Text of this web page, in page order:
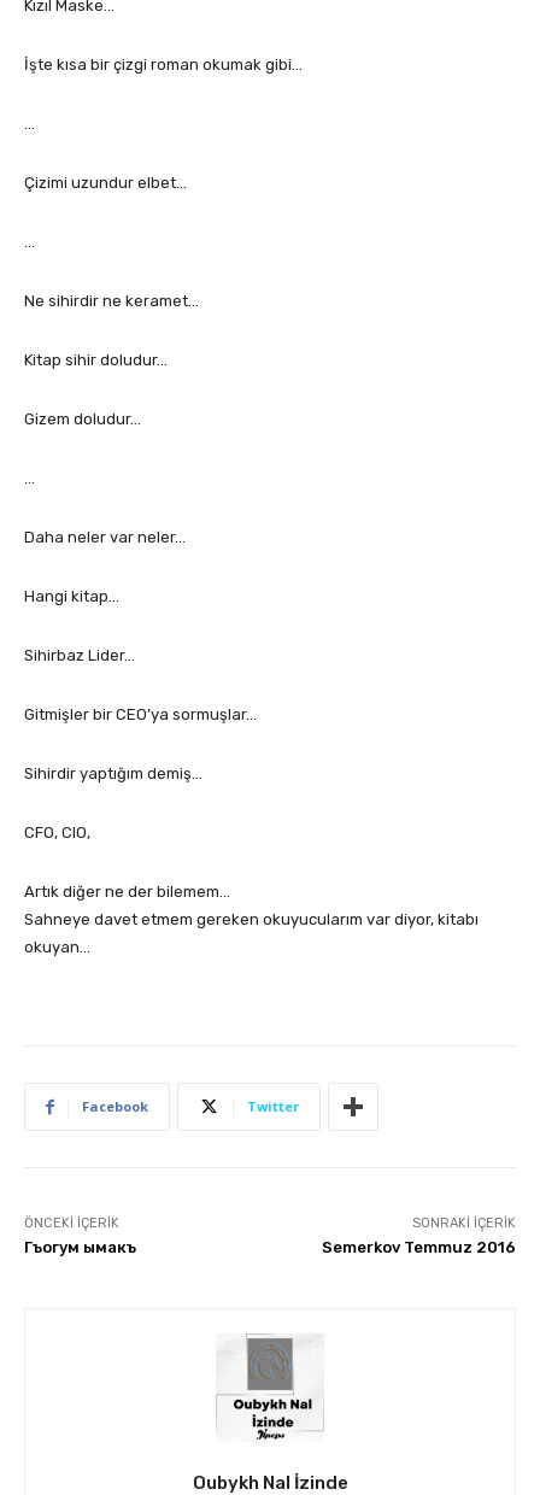
Kızıl Maske…
İşte kısa bir çizgi roman okumak gibi…
Çizimi uzundur elbet…
Ne sihirdir ne keramet…
Kitap sihir doludur…
Gizem doludur…
Daha neler var neler…
Hangi kitap…
Sihirbaz Lider…
Gitmişler bir CEO’ya sormuşlar…
Sihirdir yaptığım demiş…
CFO, CIO,
Artık diğer ne der bilemem…
Sahneye davet etmem gereken okuyucularım var diyor, kitabı
okuyan…
Facebook Twitter
ÖNCEKI İÇERIK
Гъогум ымакъ
SONRAKI İÇERIK
Semerkov Temmuz 2016
Oubykh Nal İzinde